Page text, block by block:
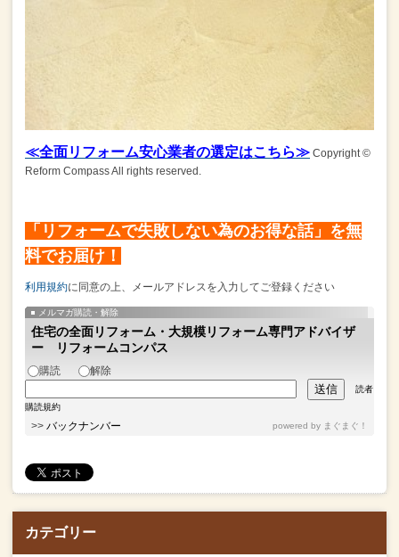
≪全面リフォーム安心業者の選定はこちら≫ Copyright ©
Reform Compass All rights reserved.
「リフォームで失敗しない為のお得な話」を無
料でお届け！
利用規約に同意の上、メールアドレスを入力してご登録ください
メルマガ購読・解除
住宅の全面リフォーム・大規模リフォーム専門アドバイザ
ー リフォームコンパス
購読 解除
読者
購読規約
>> バックナンバー powered by まぐまぐ！
カテゴリー